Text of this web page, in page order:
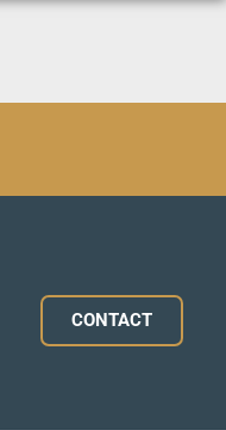
CONTACT